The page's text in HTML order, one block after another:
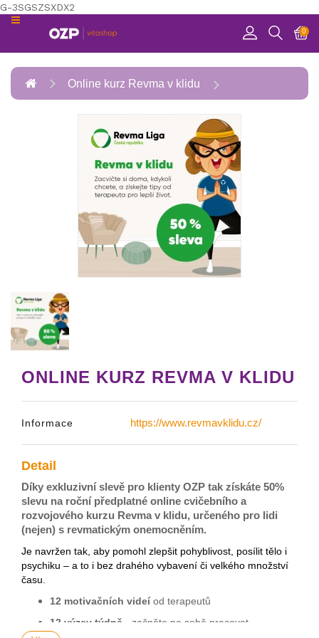
G-3SGSZSXDX2
0
KATEGORIE
RELAXACE
POHYB
Online kurz Revma v klidu
ONLINE KURZ REVMA V KLIDU
Informace https://www.revmavklidu.cz/
Detail
Díky exkluzivní slevě pro klienty OZP tak získáte 50%
slevu na roční předplatné online cvičebního a
rozvojového kurzu Revma v klidu, určeného pro lidi
(nejen) s revmatickým onemocněním.
Je navržen tak, aby pomohl zlepšit pohyblivost, posílit tělo i
psychiku – a to i bez drahého vybavení či velkého množství
času.
12 motivačních videí od terapeutů
12 výzev týdně - začněte na sobě pracovat